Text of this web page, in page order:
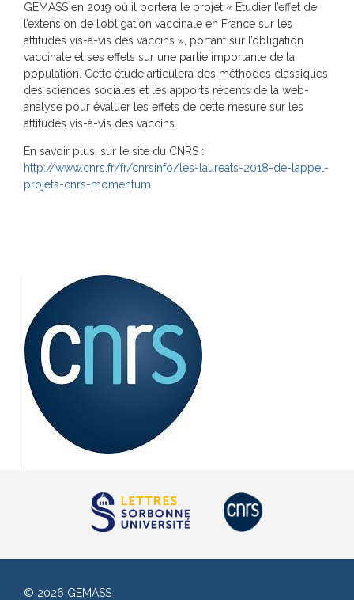
GEMASS en 2019 où il portera le projet « Etudier l’effet de
l’extension de l’obligation vaccinale en France sur les
attitudes vis-à-vis des vaccins », portant sur l’obligation
vaccinale et ses effets sur une partie importante de la
population. Cette étude articulera des méthodes classiques
des sciences sociales et les apports récents de la web-
analyse pour évaluer les effets de cette mesure sur les
attitudes vis-à-vis des vaccins.
En savoir plus, sur le site du CNRS :
http://www.cnrs.fr/fr/cnrsinfo/les-laureats-2018-de-lappel-
projets-cnrs-momentum
© 2026 GEMASS